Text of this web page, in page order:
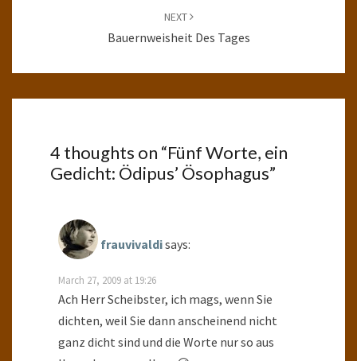
NEXT
Bauernweisheit Des Tages
4 thoughts on “Fünf Worte, ein
Gedicht: Ödipus’ Ösophagus”
frauvivaldisays:
March 27, 2009 at 19:26
Ach Herr Scheibster, ich mags, wenn Sie
dichten, weil Sie dann anscheinend nicht
ganz dicht sind und die Worte nur so aus